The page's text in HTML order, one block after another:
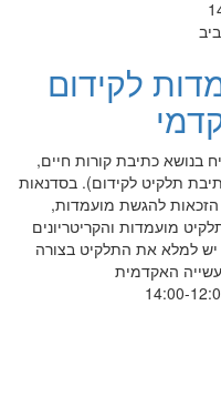
לקידום
בנושא כתיבת קורות חיים,
תלקיט לקידום). בסדנאות
הזכאות להגשת מועמדות,
מועמדות והקריטריונים
למלא את התלקיט בצורה
האקדמית